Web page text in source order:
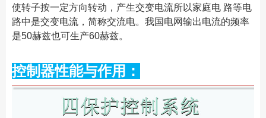
使转子按一定方向转动，产生交变电流所以家庭电 路等电
路中是交变电流，简称交流电。我国电网输出电流的频率
是50赫兹也可生产60赫兹。
控制器性能与作用：